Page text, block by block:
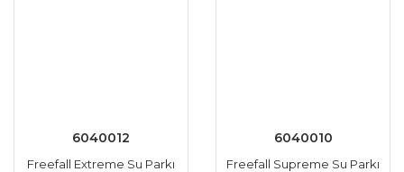
6040012
Freefall Extreme Su Parkı
6040010
Freefall Supreme Su Parkı